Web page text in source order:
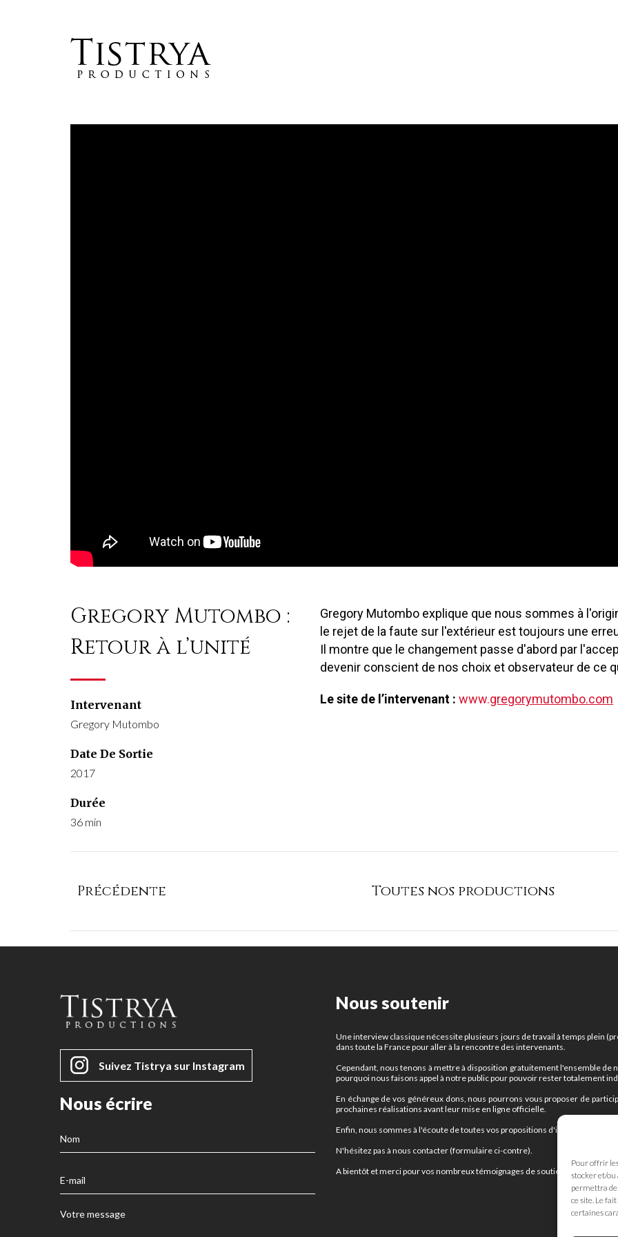
Pour offrir
stocker et/ou
permettra
ce site. Le
certaines
Gregory Mutombo :
Retour à l’unité
Intervenant
Gregory Mutombo
Date De Sortie
2017
Durée
36 min
Gregory Mutombo explique que nous sommes à
le rejet de la faute sur l'extérieur est toujours une
Il montre que le changement passe d'abord par
devenir conscient de nos choix et observateur de ce
Le site de l’intervenant : www.gregorymutombo.com
Précédente Toutes nos productions
Suivez Tistrya sur Instagram
Nous écrire
Nous soutenir
Une interview classique nécessite plusieurs jours de travail à temps plein
dans toute la France pour aller à la rencontre des intervenants.
Cependant, nous tenons à mettre à disposition gratuitement l'ensemble de
pourquoi nous faisons appel à notre public pour pouvoir rester totalement
En échange de vos généreux dons, nous pourrons vous proposer de
prochaines réalisations avant leur mise en ligne officielle.
Enfin, nous sommes à l'écoute de toutes vos propositions d'interviews et de
N'hésitez pas à nous contacter (formulaire ci-contre).
A bientôt et merci pour vos nombreux témoignages de soutien !